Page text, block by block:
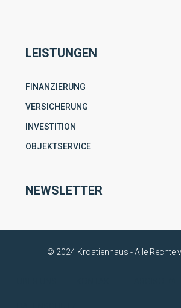
LEISTUNGEN
FINANZIERUNG
VERSICHERUNG
INVESTITION
OBJEKTSERVICE
NEWSLETTER
© 2024 Kroatienhaus - Alle Rechte